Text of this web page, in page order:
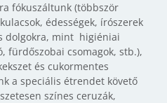
fókuszáltunk (többször
édességek, írószerek
dolgokra, mint higiéniai
fürdőszobai csomagok, stb.),
és cukormentes
a speciális étrendet követő
színes ceruzák,